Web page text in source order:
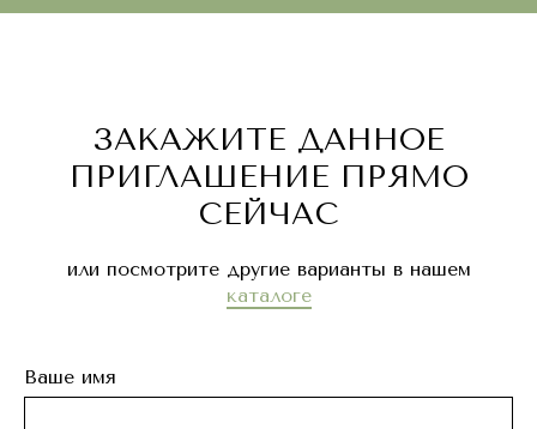
ЗАКАЖИТЕ ДАННОЕ
ПРИГЛАШЕНИЕ ПРЯМО
СЕЙЧАС
или посмотрите другие варианты в нашем
каталоге
Ваше имя